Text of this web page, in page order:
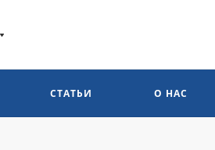
СТАТЬИ О НАС